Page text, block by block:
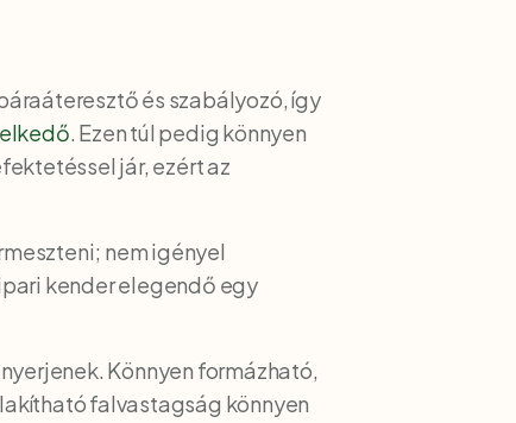
és szabályozó, így
. Ezen túl pedig könnyen
jár, ezért az
nem igényel
kender elegendő egy
Könnyen formázható,
falvastagság könnyen